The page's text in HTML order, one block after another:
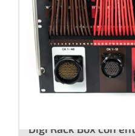
Digi Rack Box con